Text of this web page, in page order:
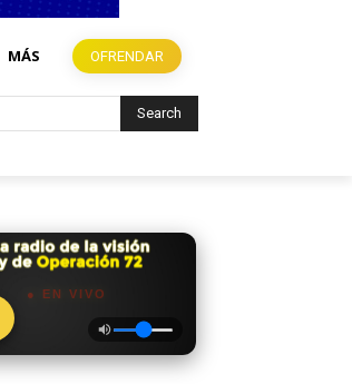
MÁS OFRENDAR
Search
● EN VIVO